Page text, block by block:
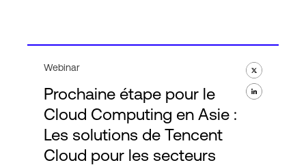
Expertise et ressources
A propos de nous
Webinar
Prochaine étape pour le
Cloud Computing en Asie :
Les solutions de Tencent
Cloud pour les secteurs